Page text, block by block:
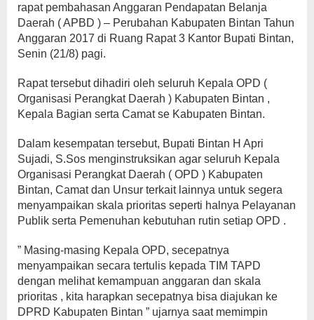
rapat pembahasan Anggaran Pendapatan Belanja
Daerah ( APBD ) – Perubahan Kabupaten Bintan Tahun
Anggaran 2017 di Ruang Rapat 3 Kantor Bupati Bintan,
Senin (21/8) pagi.
Rapat tersebut dihadiri oleh seluruh Kepala OPD (
Organisasi Perangkat Daerah ) Kabupaten Bintan ,
Kepala Bagian serta Camat se Kabupaten Bintan.
Dalam kesempatan tersebut, Bupati Bintan H Apri
Sujadi, S.Sos menginstruksikan agar seluruh Kepala
Organisasi Perangkat Daerah ( OPD ) Kabupaten
Bintan, Camat dan Unsur terkait lainnya untuk segera
menyampaikan skala prioritas seperti halnya Pelayanan
Publik serta Pemenuhan kebutuhan rutin setiap OPD .
” Masing-masing Kepala OPD, secepatnya
menyampaikan secara tertulis kepada TIM TAPD
dengan melihat kemampuan anggaran dan skala
prioritas , kita harapkan secepatnya bisa diajukan ke
DPRD Kabupaten Bintan ” ujarnya saat memimpin